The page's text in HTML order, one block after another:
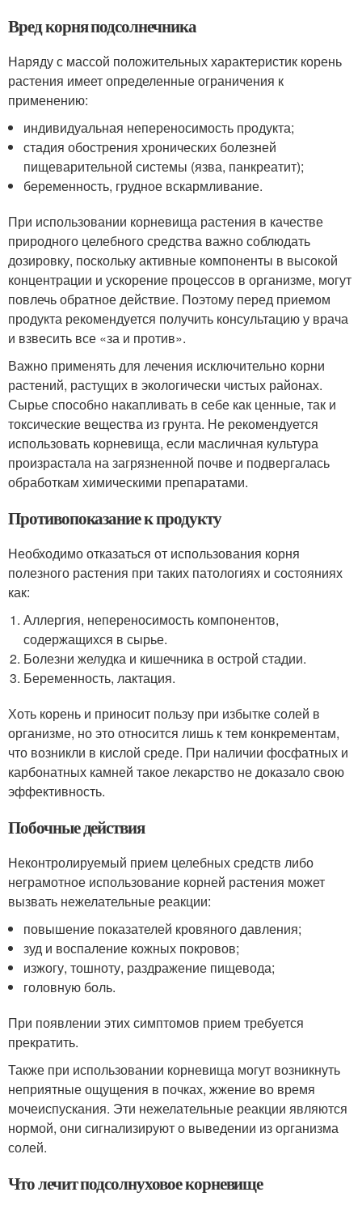
Вред корня подсолнечника
Наряду с массой положительных характеристик корень
растения имеет определенные ограничения к
применению:
индивидуальная непереносимость продукта;
стадия обострения хронических болезней
пищеварительной системы (язва, панкреатит);
беременность, грудное вскармливание.
При использовании корневища растения в качестве
природного целебного средства важно соблюдать
дозировку, поскольку активные компоненты в высокой
концентрации и ускорение процессов в организме, могут
повлечь обратное действие. Поэтому перед приемом
продукта рекомендуется получить консультацию у врача
и взвесить все «за и против».
Важно применять для лечения исключительно корни
растений, растущих в экологически чистых районах.
Сырье способно накапливать в себе как ценные, так и
токсические вещества из грунта. Не рекомендуется
использовать корневища, если масличная культура
произрастала на загрязненной почве и подвергалась
обработкам химическими препаратами.
Противопоказание к продукту
Необходимо отказаться от использования корня
полезного растения при таких патологиях и состояниях
как:
Аллергия, непереносимость компонентов,
содержащихся в сырье.
Болезни желудка и кишечника в острой стадии.
Беременность, лактация.
Хоть корень и приносит пользу при избытке солей в
организме, но это относится лишь к тем конкрементам,
что возникли в кислой среде. При наличии фосфатных и
карбонатных камней такое лекарство не доказало свою
эффективность.
Побочные действия
Неконтролируемый прием целебных средств либо
неграмотное использование корней растения может
вызвать нежелательные реакции:
повышение показателей кровяного давления;
зуд и воспаление кожных покровов;
изжогу, тошноту, раздражение пищевода;
головную боль.
При появлении этих симптомов прием требуется
прекратить.
Также при использовании корневища могут возникнуть
неприятные ощущения в почках, жжение во время
мочеиспускания. Эти нежелательные реакции являются
нормой, они сигнализируют о выведении из организма
солей.
Что лечит подсолнуховое корневище